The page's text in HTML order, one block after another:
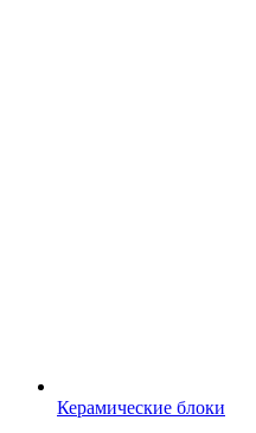
Керамические блоки